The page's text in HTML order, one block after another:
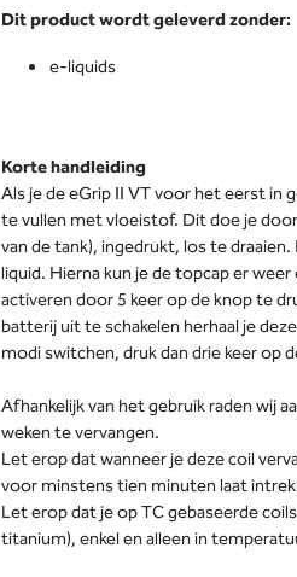
Dit product wordt geleverd zonder:
e-liquids
Korte handleiding
Als je de eGrip II VT voor het eerst in
te vullen met vloeistof. Dit doe je
van de tank), ingedrukt, los te
liquid. Hierna kun je de topcap er
activeren door 5 keer op de knop te
batterij uit te schakelen herhaal je
modi switchen, druk dan drie keer op
Afhankelijk van het gebruik raden wij
weken te vervangen.
Let erop dat wanneer je deze coil
voor minstens tien minuten laat
Let erop dat je op TC gebaseerde
titanium), enkel en alleen in